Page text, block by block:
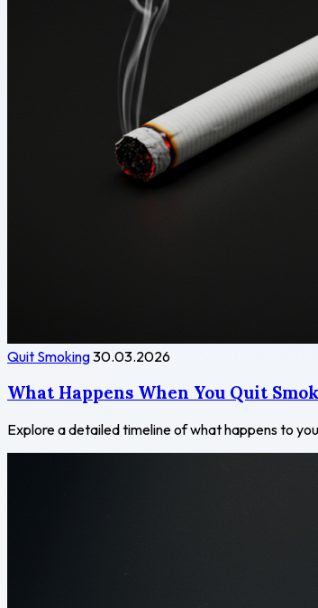
Quit Smoking30.03.2026
What Happens When You Quit
Explore a detailed timeline of what happens to